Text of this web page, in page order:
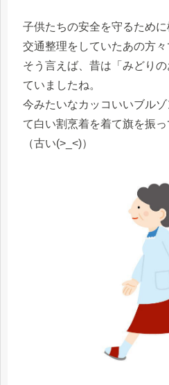
子供たちの安全を守るため
交通整理をしていたあの方々
そう言えば、昔は「みどり
ていましたね。
今みたいなカッコいいブルゾ
て白い割烹着を着て旗を振
（古い(>_<)）